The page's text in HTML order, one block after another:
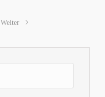
Weiter